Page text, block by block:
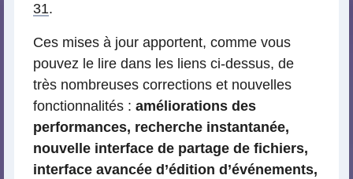
31.
Ces mises à jour apportent, comme vous
pouvez le lire dans les liens ci-dessus, de
très nombreuses corrections et nouvelles
fonctionnalités : améliorations des
performances, recherche instantanée,
nouvelle interface de partage de fichiers,
interface avancée d’édition d’événements,